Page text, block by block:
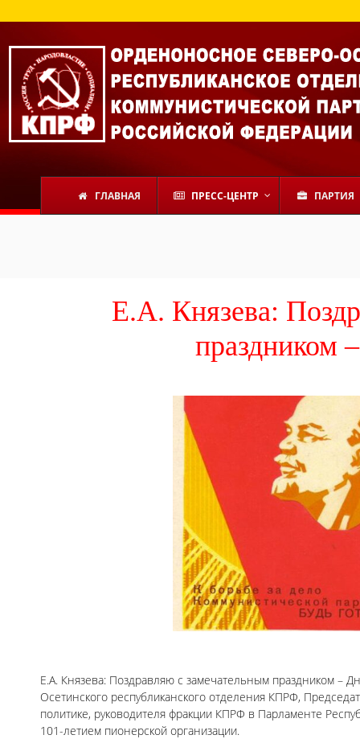
ГЛАВНАЯ ПРЕСС-ЦЕНТР ПАРТИЯ
Е.А. Князева:
праздником
Е.А. Князева: Поздравляю с замечательным праздником –
Осетинского республиканского отделения КПРФ,
политике, руководителя фракции КПРФ в Парламенте
101-летием пионерской организации.